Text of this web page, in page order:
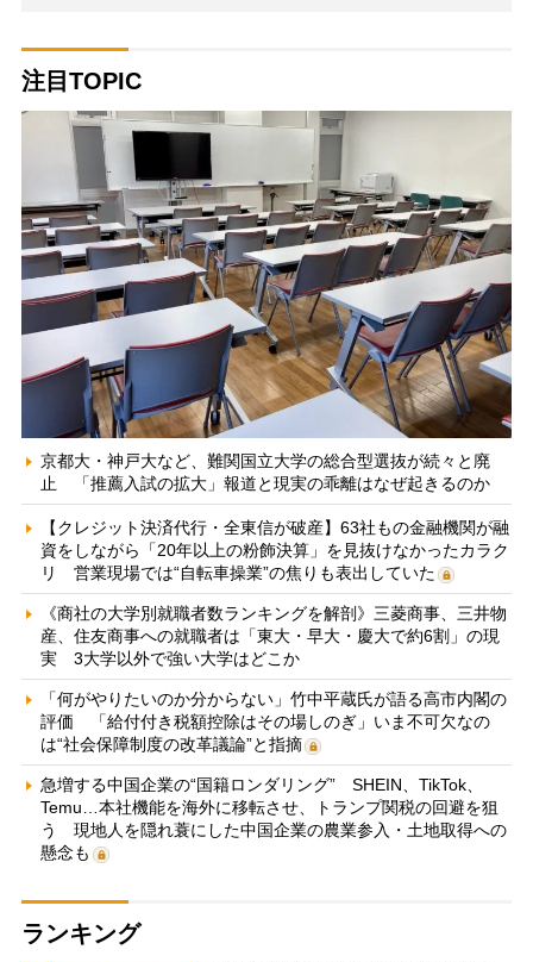
注目TOPIC
京都大・神戸大など、難関国立大学の総合型選抜が続々と廃
止 「推薦入試の拡大」報道と現実の乖離はなぜ起きるのか
【クレジット決済代行・全東信が破産】63社もの金融機関が融
資をしながら「20年以上の粉飾決算」を見抜けなかったカラク
リ 営業現場では“自転車操業”の焦りも表出していた
《商社の大学別就職者数ランキングを解剖》三菱商事、三井物
産、住友商事への就職者は「東大・早大・慶大で約6割」の現
実 3大学以外で強い大学はどこか
「何がやりたいのか分からない」竹中平蔵氏が語る高市内閣の
評価 「給付付き税額控除はその場しのぎ」いま不可欠なの
は“社会保障制度の改革議論”と指摘
急増する中国企業の“国籍ロンダリング” SHEIN、TikTok、
Temu…本社機能を海外に移転させ、トランプ関税の回避を狙
う 現地人を隠れ蓑にした中国企業の農業参入・土地取得への
懸念も
ランキング